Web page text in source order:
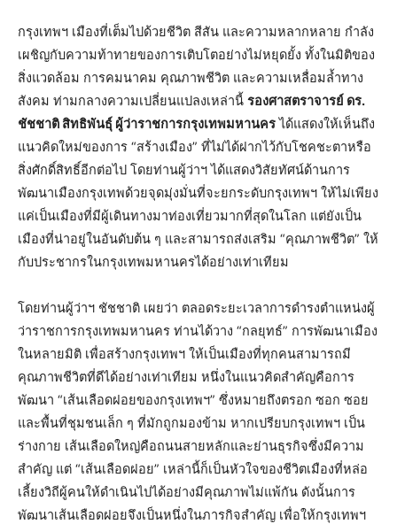
กรุงเทพฯ เมืองที่เต็มไปด้วยชีวิต สีสัน และความหลากหลาย กำลัง
เผชิญกับความท้าทายของการเติบโตอย่างไม่หยุดยั้ง ทั้งในมิติของ
สิ่งแวดล้อม การคมนาคม คุณภาพชีวิต และความเหลื่อมล้ำทาง
สังคม ท่ามกลางความเปลี่ยนแปลงเหล่านี้ รองศาสตราจารย์ ดร.
ชัชชาติ สิทธิพันธุ์ ผู้ว่าราชการกรุงเทพมหานครได้แสดงให้เห็นถึง
แนวคิดใหม่ของการ “สร้างเมือง” ที่ไม่ได้ฝากไว้กับโชคชะตาหรือ
สิ่งศักดิ์สิทธิ์อีกต่อไป โดยท่านผู้ว่าฯ ได้แสดงวิสัยทัศน์ด้านการ
พัฒนาเมืองกรุงเทพด้วยจุดมุ่งมั่นที่จะยกระดับกรุงเทพฯ ให้ไม่เพียง
แค่เป็นเมืองที่มีผู้เดินทางมาท่องเที่ยวมากที่สุดในโลก แต่ยังเป็น
เมืองที่น่าอยู่ในอันดับต้น ๆ และสามารถส่งเสริม “คุณภาพชีวิต” ให้
กับประชากรในกรุงเทพมหานครได้อย่างเท่าเทียม
โดยท่านผู้ว่าฯ ชัชชาติ เผยว่า ตลอดระยะเวลาการดำรงตำแหน่งผู้
ว่าราชการกรุงเทพมหานคร ท่านได้วาง “กลยุทธ์” การพัฒนาเมือง
ในหลายมิติ เพื่อสร้างกรุงเทพฯ ให้เป็นเมืองที่ทุกคนสามารถมี
คุณภาพชีวิตที่ดีได้อย่างเท่าเทียม หนึ่งในแนวคิดสำคัญคือการ
พัฒนา “เส้นเลือดฝอยของกรุงเทพฯ” ซึ่งหมายถึงตรอก ซอก ซอย
และพื้นที่ชุมชนเล็ก ๆ ที่มักถูกมองข้าม หากเปรียบกรุงเทพฯ เป็น
ร่างกาย เส้นเลือดใหญ่คือถนนสายหลักและย่านธุรกิจซึ่งมีความ
สำคัญ แต่ “เส้นเลือดฝอย” เหล่านี้ก็เป็นหัวใจของชีวิตเมืองที่หล่อ
เลี้ยงวิถีผู้คนให้ดำเนินไปได้อย่างมีคุณภาพไม่แพ้กัน ดังนั้นการ
พัฒนาเส้นเลือดฝอยจึงเป็นหนึ่งในภารกิจสำคัญ เพื่อให้กรุงเทพฯ